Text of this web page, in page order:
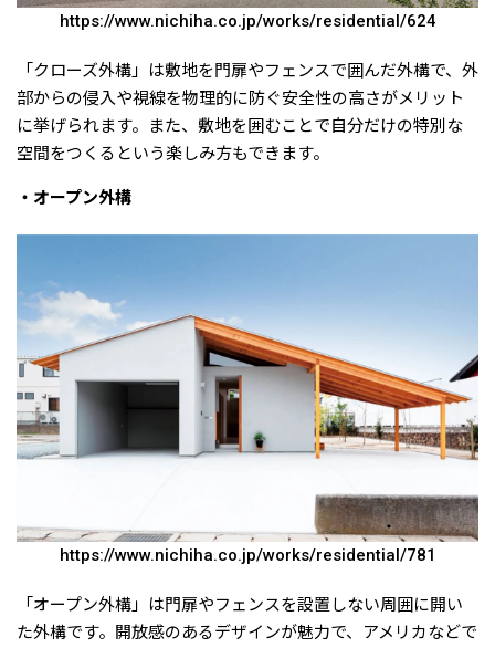
https://www.nichiha.co.jp/works/residential/624
「クローズ外構」は敷地を門扉やフェンスで囲んだ外構で、外
部からの侵入や視線を物理的に防ぐ安全性の高さがメリット
に挙げられます。また、敷地を囲むことで自分だけの特別な
空間をつくるという楽しみ方もできます。
・オープン外構
https://www.nichiha.co.jp/works/residential/781
「オープン外構」は門扉やフェンスを設置しない周囲に開い
た外構です。開放感のあるデザインが魅力で、アメリカなどで